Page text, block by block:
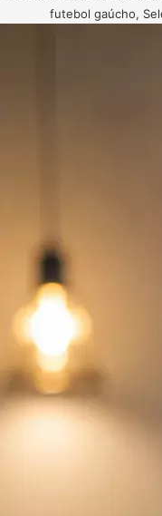
futebol gaúcho,